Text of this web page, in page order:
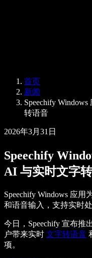
SIMBA 语音助手
Speechify 开发者服
首页
新闻
Speechify
转语音
2026年3月31日
Speechify
AI 与实时文字
Speechify Windows 应
和语音输入，支持实时
今日，Speechify 宣布推
户带来实时 文字转语音
项。